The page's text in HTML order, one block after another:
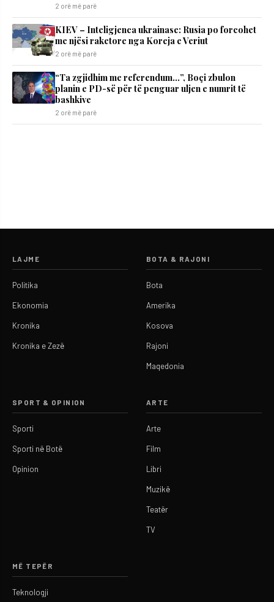
2 orë më parë
KIEV – Inteligjenca ukrainase: Rusia po forcohet
me njësi raketore nga Koreja e Veriut
2 orë më parë
“Ta zgjidhim me referendum…”, Boçi zbulon
planin e PD-së për të penguar uljen e numrit të
bashkive
2 orë më parë
LAJME
Politika
Ekonomia
Kronika
Kronika e Zezë
BOTA & RAJONI
Bota
Amerika
Kosova
Rajoni
Maqedonia
SPORT & OPINION
Sporti
Sporti në Botë
Opinion
ARTE
Arte
Film
Libri
Muzikë
Teatër
TV
MË TEPËR
Teknologji